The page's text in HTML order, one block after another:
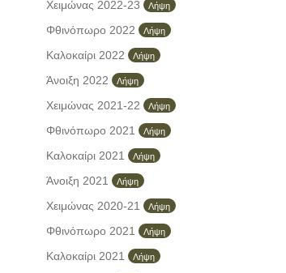
Χειμώνας 2022-23 Λήψη
Φθινόπωρο 2022 Λήψη
Καλοκαίρι 2022 Λήψη
Άνοιξη 2022 Λήψη
Χειμώνας 2021-22 Λήψη
Φθινόπωρο 2021 Λήψη
Καλοκαίρι 2021 Λήψη
Άνοιξη 2021 Λήψη
Χειμώνας 2020-21 Λήψη
Φθινόπωρο 2021 Λήψη
Καλοκαίρι 2021 Λήψη